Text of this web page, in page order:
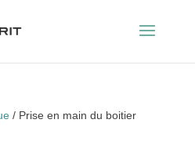
/ Prise en main du boitier